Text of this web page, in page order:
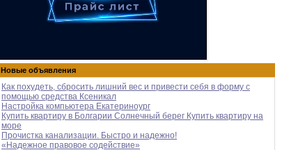
Новые объявления
Как похудеть, сбросить лишний вес и привести себя в форму с
помощью средства Ксеникал
Настройка компьютера Екатериноург
Купить квартиру в Болгарии Солнечный берег Купить квартиру на
море
Прочистка канализации. Быстро и надежно!
«Надежное правовое содействие»